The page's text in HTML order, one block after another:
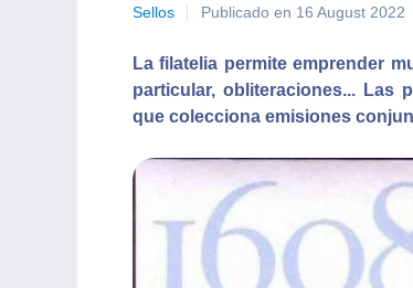
Sellos Publicado en 16 August 2022
La filatelia permite emprender
particular, obliteraciones... Las
que colecciona emisiones